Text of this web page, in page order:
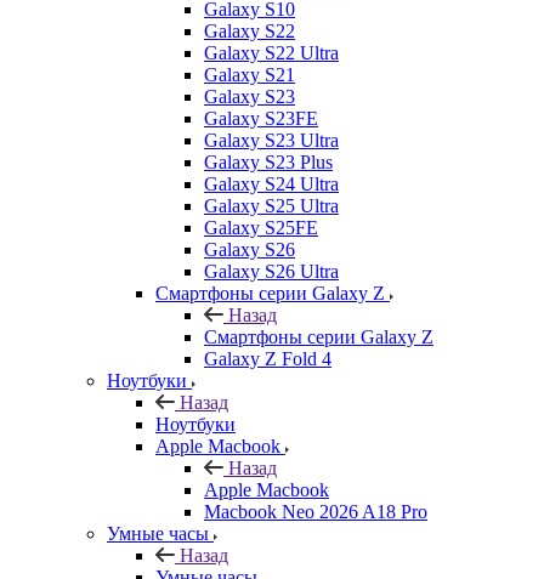
Galaxy S10
Galaxy S22
Galaxy S22 Ultra
Galaxy S21
Galaxy S23
Galaxy S23FE
Galaxy S23 Ultra
Galaxy S23 Plus
Galaxy S24 Ultra
Galaxy S25 Ultra
Galaxy S25FE
Galaxy S26
Galaxy S26 Ultra
Смартфоны серии Galaxy Z
Назад
Смартфоны серии Galaxy Z
Galaxy Z Fold 4
Ноутбуки
Назад
Ноутбуки
Apple Macbook
Назад
Apple Macbook
Macbook Neo 2026 A18 Pro
Умные часы
Назад